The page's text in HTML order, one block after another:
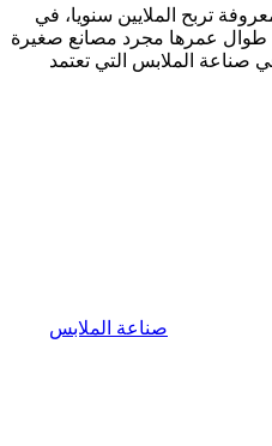
تربح الملايين سنويا، في
عمرها مجرد مصانع صغيرة
في صناعة الملابس التي تعتمد
صناعة الملابس